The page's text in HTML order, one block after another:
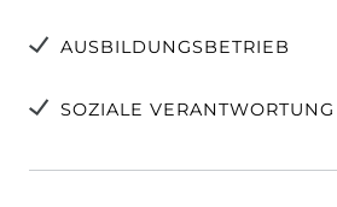
AUSBILDUNGSBETRIEB
SOZIALE VERANTWORTUNG